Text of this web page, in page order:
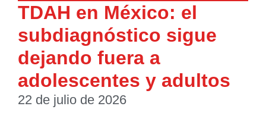
TDAH en México: el
subdiagnóstico sigue
dejando fuera a
adolescentes y adultos
22 de julio de 2026